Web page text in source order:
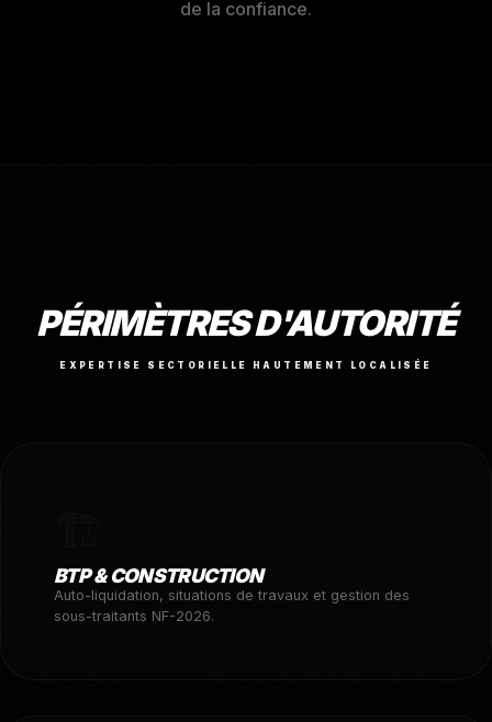
de la confiance.
PÉRIMÈTRES D'AUTORITÉ
EXPERTISE SECTORIELLE HAUTEMENT LOCALISÉE
BTP & CONSTRUCTION
Auto-liquidation, situations de travaux et gestion des
sous-traitants NF-2026.